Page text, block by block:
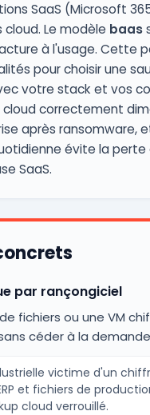
SaaS (Microsoft
Le modèle baas
à l'usage. Cette
pour choisir une
votre stack et vos
correctement
après ransomware,
évite la
SaaS.
par rançongiciel
fichiers ou une VM
céder à la
victime d'un
et fichiers de
cloud verrouillé.